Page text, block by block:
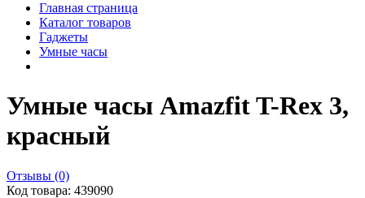
Главная страница
Каталог товаров
Гаджеты
Умные часы
Умные часы Amazfit T-Rex 3,
красный
Отзывы (0)
Код товара: 439090